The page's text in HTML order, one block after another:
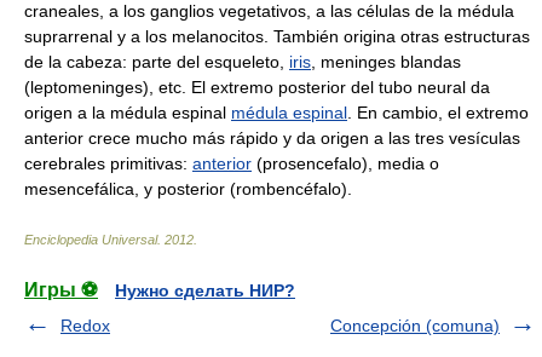
craneales, a los ganglios vegetativos, a las células de la médula
suprarrenal y a los melanocitos. También origina otras estructuras
de la cabeza: parte del esqueleto, iris , meninges blandas
(leptomeninges), etc. El extremo posterior del tubo neural da
origen a la médula espinal médula espinal . En cambio, el extremo
anterior crece mucho más rápido y da origen a las tres vesículas
cerebrales primitivas: anterior (prosencefalo), media o
mesencefálica, y posterior (rombencéfalo).
Enciclopedia Universal. 2012
Игры ⚽
Нужно сделать НИР?
Redox
Concepción (comuna)